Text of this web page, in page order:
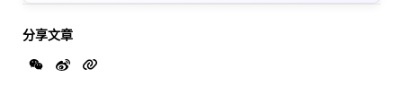
分享文章